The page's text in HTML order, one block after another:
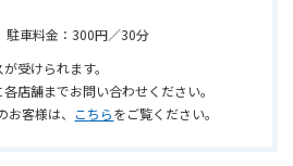
車料金：300円／30分
受けられます。
店舗までお問い合わせください。
お客様は、 こちらをご覧ください。